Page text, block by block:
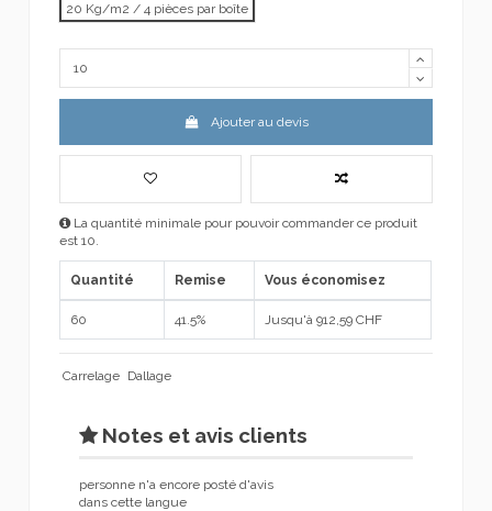
20 Kg/m2 / 4 pièces par boîte
Ajouter au devis
La quantité minimale pour pouvoir commander ce produit
est 10.
Quantité Remise Vous économisez
60 41.5% Jusqu'à 912,59 CHF
Carrelage Dallage
Notes et avis clients
personne n'a encore posté d'avis
dans cette langue